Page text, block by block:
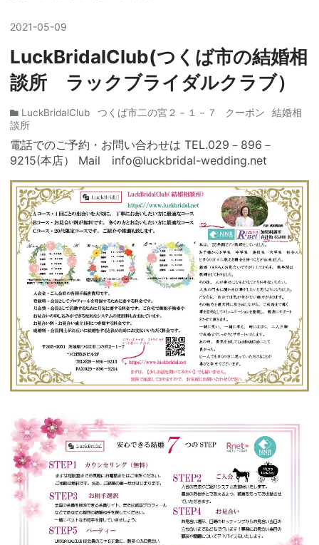
2021-05-09
LuckBridalClub(つくば市の結婚相
談所 ラックブライダルクラブ）
LuckBridalClub つくば市二の宮２－１－７ クーポン
結婚相
談所
電話でのご予約・お問い合わせは TEL.029－896－
9215(本店） Mail info@luckbridal-wedding.net